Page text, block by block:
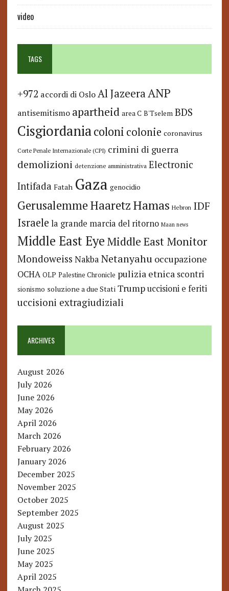
video
TAGS
+972 accordi di Oslo Al JazeeraANP
antisemitismo apartheid area C B'Tselem BDS
Cisgiordaniacoloni colonie coronavirus
Corte Penale Internazionale (CPI) crimini di guerra
demolizioni detenzione amministrativa Electronic
Intifada Fatah Gaza genocidio
GerusalemmeHaaretzHamas Hebron IDF
Israele la grande marcia del ritorno Maan news
Middle East Eye Middle East Monitor
Mondoweiss Nakba Netanyahu occupazione
OCHA OLP Palestine Chronicle pulizia etnica scontri
sionismo soluzione a due Stati Trump uccisioni e feriti
uccisioni extragiudiziali
ARCHIVES
August 2026
July 2026
June 2026
May 2026
April 2026
March 2026
February 2026
January 2026
December 2025
November 2025
October 2025
September 2025
August 2025
July 2025
June 2025
May 2025
April 2025